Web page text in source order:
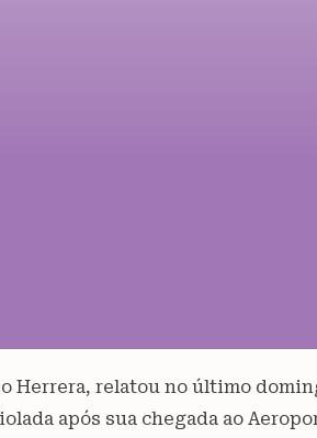
Herrera, relatou no último
após sua chegada ao